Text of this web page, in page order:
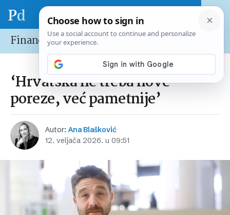
Financije
‘Hrvatska ne treba nove
poreze, već pametnije’
Autor:Ana Blašković
12. veljača 2026. u 09:51